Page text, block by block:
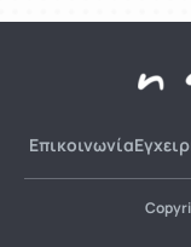
Επικοινωνία